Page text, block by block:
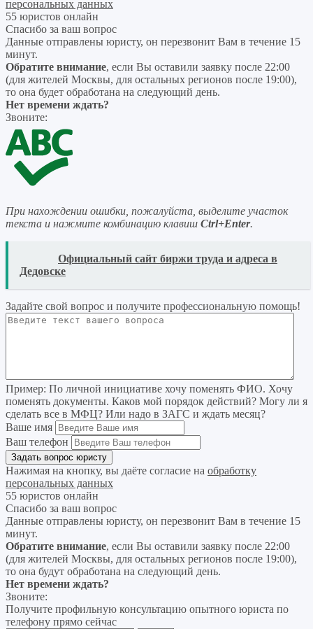
персональных данных
55 юристов онлайн
Спасибо за ваш вопрос
Данные отправлены юристу, он перезвонит Вам в течение 15
минут.
Обратите внимание, если Вы оставили заявку после 22:00
(для жителей Москвы, для остальных регионов после 19:00),
то она будет обработана на следующий день.
Нет времени ждать?
Звоните:
При нахождении ошибки, пожалуйста, выделите участок
текста и нажмите комбинацию клавиш Ctrl+Enter.
Официальный сайт биржи труда и адреса в
Дедовске
Задайте свой вопрос и получите профессиональную помощь!
Пример: По личной инициативе хочу поменять ФИО. Хочу
поменять документы. Каков мой порядок действий? Могу ли я
сделать все в МФЦ? Или надо в ЗАГС и ждать месяц?
Ваше имя
Ваш телефон
Нажимая на кнопку, вы даёте согласие на обработку
персональных данных
55 юристов онлайн
Спасибо за ваш вопрос
Данные отправлены юристу, он перезвонит Вам в течение 15
минут.
Обратите внимание, если Вы оставили заявку после 22:00
(для жителей Москвы, для остальных регионов после 19:00),
то она будут обработана на следующий день.
Нет времени ждать?
Звоните:
Получите профильную консультацию опытного юриста по
телефону прямо сейчас